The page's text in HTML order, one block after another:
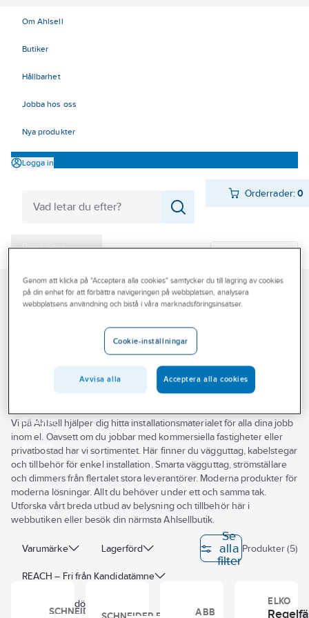
Om Ahlsell
Butiker
Hållbarhet
Jobba hos oss
Nya produkter
Logga in
Orderrader:0
Produkter
Kampanjer
Bli kund
Aktuellt
Beställ direkt
Ahlsell Produkter El
Installationsmateriel 11-18
14 Förläggningsmaterial
Dossystem
Tillbehör
Vi på Ahlsell hjälper dig hitta installationsmaterialet för alla dina jobb
inom el. Oavsett om du jobbar med kommersiella fastigheter eller
privatbostad har vi sortimentet. Här finner du vägguttag, kabelstegar
och tillbehör för enkel installation. Smarta vägguttag, strömställare
och dimmers från flertalet stora leverantörer. Moderna produkter för
moderna lösningar. Allt du behöver under ett och samma tak.
Utforska vårt breda utbud av belysning och tillbehör här i
webbutiken eller besök din närmsta Ahlsellbutik.
Varumärke Lagerförd
REACH – Fri från Kandidatämne
Byggvarubedömningen
Se
alla
filter
Produkter (5)
SCHNEIDER
ABB
ELKO
Genom att klicka på "Acceptera alla cookies" samtycker du till lagring av cookies
på din enhet för att förbättra navigeringen på webbplatsen, analysera
webbplatsens användning och bistå i våra marknadsföringsinsatser.
Cookie-inställningar
Avvisa alla Acceptera alla cookies